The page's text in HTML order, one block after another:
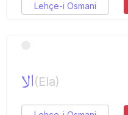
Lehçe-i Osmani
الا(Ela)